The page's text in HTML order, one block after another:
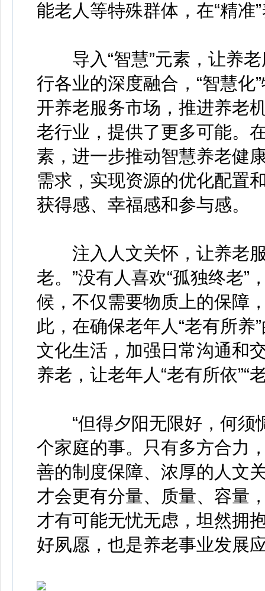
能老人等特殊群体，在“精准
导入“智慧”元素，让养老
行各业的深度融合，“智慧化
开养老服务市场，推进养老
老行业，提供了更多可能。
素，进一步推动智慧养老健
需求，实现资源的优化配置
获得感、幸福感和参与感。
注入人文关怀，让养老服
老。”没有人喜欢“孤独终老”
候，不仅需要物质上的保障
此，在确保老年人“老有所
文化生活，加强日常沟通和
养老，让老年人“老有所依”“
“但得夕阳无限好，何须
个家庭的事。只有多方合力
善的制度保障、浓厚的人文
才会更有分量、质量、容量
才有可能无忧无虑，坦然拥
好夙愿，也是养老事业发展